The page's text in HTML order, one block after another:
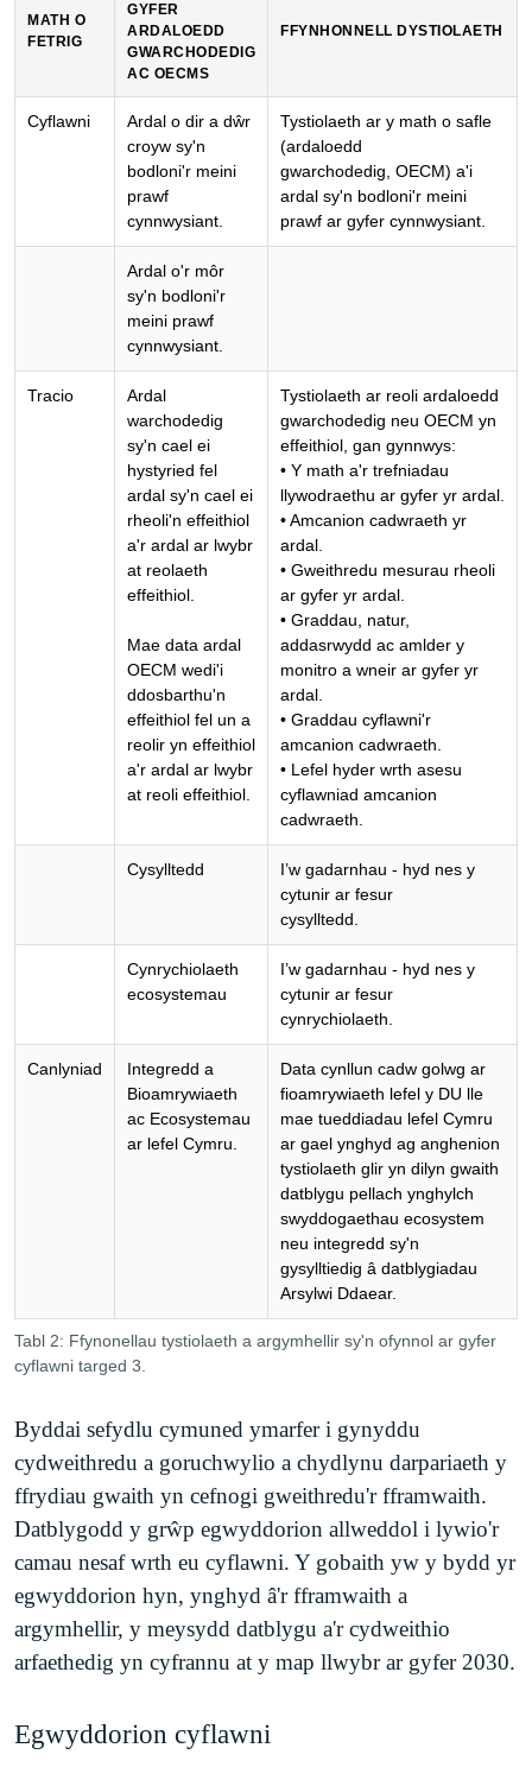
Tabl 2: Ffynonellau tystiolaeth a argymhellir sy'n ofynnol ar gyfer
cyflawni targed 3.
MATH O
FETRIG
GYFER
ARDALOEDD
GWARCHODEDIG
AC OECMS
FFYNHONNELL DYSTIOLAETH
Cyflawni
Ardal o dir a dŵr
croyw sy'n
bodloni'r meini
prawf
cynnwysiant.
Tystiolaeth ar y math o safle
(ardaloedd
gwarchodedig, OECM) a'i
ardal sy'n bodloni'r meini
prawf ar gyfer cynnwysiant.
Ardal o'r môr
sy'n bodloni'r
meini prawf
cynnwysiant.
Tracio
Ardal
warchodedig
sy'n cael ei
hystyried fel
ardal sy'n cael ei
rheoli'n effeithiol
a'r ardal ar lwybr
at reolaeth
effeithiol.
Mae data ardal
OECM wedi'i
ddosbarthu'n
effeithiol fel un a
reolir yn effeithiol
a'r ardal ar lwybr
at reoli effeithiol.
Tystiolaeth ar reoli ardaloedd
gwarchodedig neu OECM yn
effeithiol, gan gynnwys:
• Y math a'r trefniadau
llywodraethu ar gyfer yr ardal.
• Amcanion cadwraeth yr
ardal.
• Gweithredu mesurau rheoli
ar gyfer yr ardal.
• Graddau, natur,
addasrwydd ac amlder y
monitro a wneir ar gyfer yr
ardal.
• Graddau cyflawni'r
amcanion cadwraeth.
• Lefel hyder wrth asesu
cyflawniad amcanion
cadwraeth.
Cysylltedd
I’w gadarnhau - hyd nes y
cytunir ar fesur
cysylltedd.
Cynrychiolaeth
ecosystemau
I’w gadarnhau - hyd nes y
cytunir ar fesur
cynrychiolaeth.
Canlyniad
Integredd a
Bioamrywiaeth
ac Ecosystemau
ar lefel Cymru.
Data cynllun cadw golwg ar
fioamrywiaeth lefel y DU lle
mae tueddiadau lefel Cymru
ar gael ynghyd ag anghenion
tystiolaeth glir yn dilyn gwaith
datblygu pellach ynghylch
swyddogaethau ecosystem
neu integredd sy'n
gysylltiedig â datblygiadau
Arsylwi Ddaear.
Byddai sefydlu cymuned ymarfer i gynyddu
cydweithredu a goruchwylio a chydlynu darpariaeth y
ffrydiau gwaith yn cefnogi gweithredu'r fframwaith.
Datblygodd y grŵp egwyddorion allweddol i lywio'r
camau nesaf wrth eu cyflawni. Y gobaith yw y bydd yr
egwyddorion hyn, ynghyd â'r fframwaith a
argymhellir, y meysydd datblygu a'r cydweithio
arfaethedig yn cyfrannu at y map llwybr ar gyfer 2030.
Egwyddorion cyflawni